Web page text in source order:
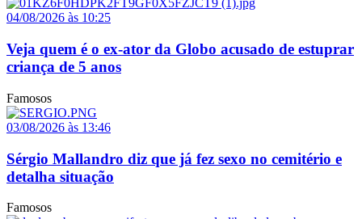
04/08/2026 às 10:25
Veja quem é o ex-ator da Globo acusado de estuprar
criança de 5 anos
Famosos
03/08/2026 às 13:46
Sérgio Mallandro diz que já fez sexo no cemitério e
detalha situação
Famosos